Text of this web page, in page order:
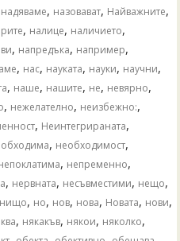
надяваме, назовават, Найважните,
, налице, наличието,
, напредъка, например,
, нас, науката, науки, научни,
, наше, нашите, не, невярно,
, нежелателно, неизбежно:,
, Неинтегрираната,
, необходимост,
, непременно,
, нервната, несъвместими, нещо,
нищо, но, нов, нова, Новата, нови,
, някакъв, някои, няколко,